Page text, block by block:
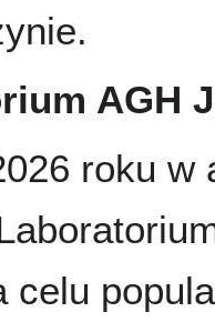
AGH
roku w
celu